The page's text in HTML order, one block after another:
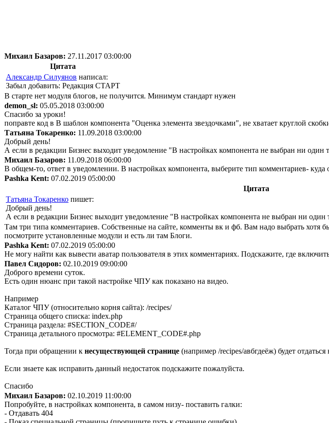
Михаил Базаров: 27.11.2017 03:00:00
Цитата
Александр Силуянов написал:
Забыл добавить: Редакция СТАРТ
В старте нет модуля блогов, не получится. Минимум стандарт нужен
demon_sl: 05.05.2018 03:00:00
Спасибо за уроки!
поправте код в В шаблон компонента "Оценка элемента звездочками", не хватает круглой
Татьяна Токаренко: 11.09.2018 03:00:00
Добрый день!
А если в редакции Бизнес выходит уведомление "В настройках компонента не выбран ни один
Михаил Базаров: 11.09.2018 06:00:00
В общем-то, ответ в уведомлении. В настройках компонента, выберите тип комментариев-
Pashka Kent: 07.02.2019 05:00:00
Цитата
Татьяна Токаренко пишет:
Добрый день!
А если в редакции Бизнес выходит уведомление "В настройках компонента не выбран ни один
Там три типа комментариев. Собственные на сайте, комменты вк и фб. Вам надо выбрать хотя
посмотрите установленные модули и есть ли там Блоги.
Pashka Kent: 07.02.2019 05:00:00
Не могу найти как вывести аватар пользователя в этих комментариях. Подскажите, где
Павел Сидоров: 02.10.2019 09:00:00
Доброго времени суток.
Есть один нюанс при такой настройке ЧПУ как показано на видео.
Например
Каталог ЧПУ (относительно корня сайта): /recipes/
Страница общего списка: index.php
Страница раздела: #SECTION_CODE#/
Страница детального просмотра: #ELEMENT_CODE#.php
Тогда при обращении к несуществующей странице (например /recipes/авбгдеёж) будет
Если знаете как исправить данный недостаток подскажите пожалуйста.
Спасибо
Михаил Базаров: 02.10.2019 11:00:00
Попробуйте, в настройках компонента, в самом низу- поставить галки:
- Отдавать 404